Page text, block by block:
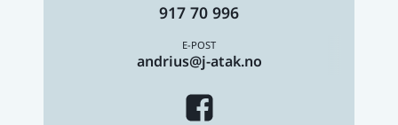
917 70 996
andrius@j-atak.no